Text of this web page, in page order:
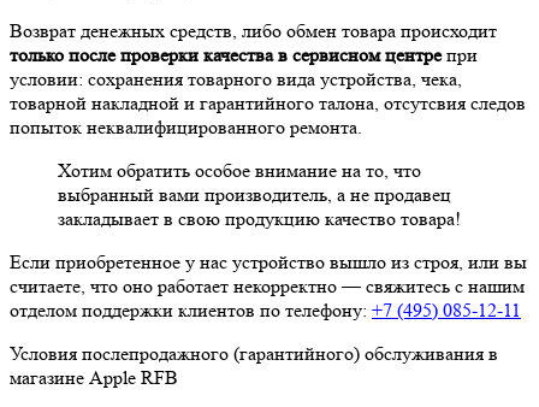
Возврат денежных средств, либо обмен товара происходит
только после проверки качества в сервисном центрепри
условии: сохранения товарного вида устройства, чека,
товарной накладной и гарантийного талона, отсутсвия следов
попыток неквалифицированного ремонта.
Хотим обратить особое внимание на то, что
выбранный вами производитель, а не продавец
закладывает в свою продукцию качество товара!
Если приобретенное у нас устройство вышло из строя, или вы
считаете, что оно работает некорректно — свяжитесь с нашим
отделом поддержки клиентов по телефону: +7 (495) 085-12-11
Условия послепродажного (гарантийного) обслуживания в
магазине Apple RFB